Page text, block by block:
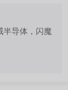
半导体，闪魔